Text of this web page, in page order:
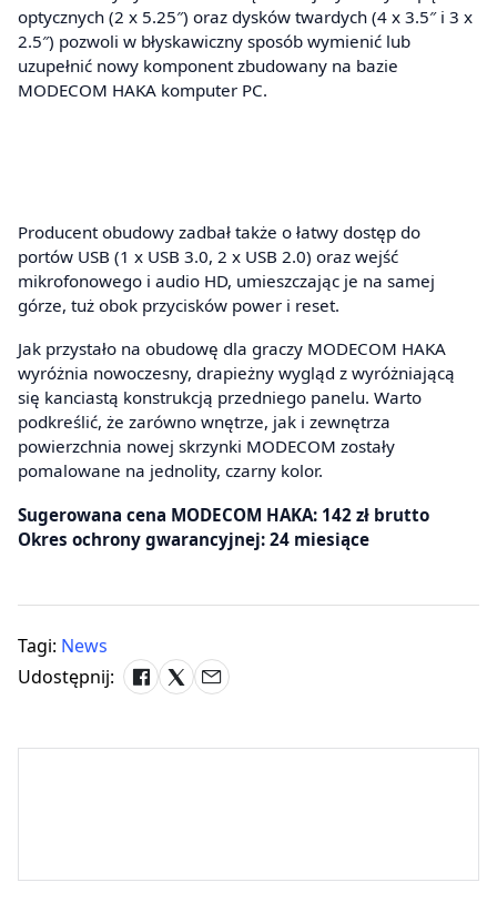
optycznych (2 x 5.25″) oraz dysków twardych (4 x 3.5″ i 3 x
2.5″) pozwoli w błyskawiczny sposób wymienić lub
uzupełnić nowy komponent zbudowany na bazie
MODECOM HAKA komputer PC.
Producent obudowy zadbał także o łatwy dostęp do
portów USB (1 x USB 3.0, 2 x USB 2.0) oraz wejść
mikrofonowego i audio HD, umieszczając je na samej
górze, tuż obok przycisków power i reset.
Jak przystało na obudowę dla graczy MODECOM HAKA
wyróżnia nowoczesny, drapieżny wygląd z wyróżniającą
się kanciastą konstrukcją przedniego panelu. Warto
podkreślić, że zarówno wnętrze, jak i zewnętrza
powierzchnia nowej skrzynki MODECOM zostały
pomalowane na jednolity, czarny kolor.
Sugerowana cena MODECOM HAKA: 142 zł brutto
Okres ochrony gwarancyjnej: 24 miesiące
Tagi: News
Udostępnij: